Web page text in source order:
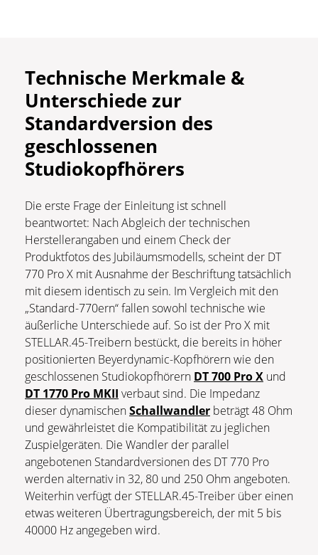
Technische Merkmale &
Unterschiede zur
Standardversion des
geschlossenen
Studiokopfhörers
Die erste Frage der Einleitung ist schnell
beantwortet: Nach Abgleich der technischen
Herstellerangaben und einem Check der
Produktfotos des Jubiläumsmodells, scheint der DT
770 Pro X mit Ausnahme der Beschriftung tatsächlich
mit diesem identisch zu sein. Im Vergleich mit den
„Standard-770ern“ fallen sowohl technische wie
äußerliche Unterschiede auf. So ist der Pro X mit
STELLAR.45-Treibern bestückt, die bereits in höher
positionierten Beyerdynamic-Kopfhörern wie den
geschlossenen Studiokopfhörern DT 700 Pro X und
DT 1770 Pro MKII verbaut sind. Die Impedanz
dieser dynamischenSchallwandler beträgt 48 Ohm
und gewährleistet die Kompatibilität zu jeglichen
Zuspielgeräten. Die Wandler der parallel
angebotenen Standardversionen des DT 770 Pro
werden alternativ in 32, 80 und 250 Ohm angeboten.
Weiterhin verfügt der STELLAR.45-Treiber über einen
etwas weiteren Übertragungsbereich, der mit 5 bis
40000 Hz angegeben wird.